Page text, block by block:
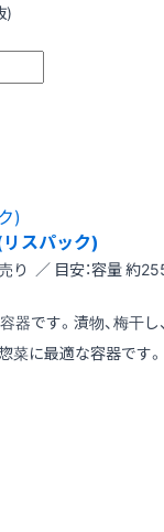
)
スパック)
り ／ 目安：容量 約
です。漬物、梅干し
菜に最適な容器です。